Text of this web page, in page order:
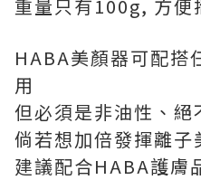
重量只有100g, 方便
HABA美顏器可配搭
用
但必須是非油性、絕
倘若想加倍發揮離子
建議配合HABA護膚